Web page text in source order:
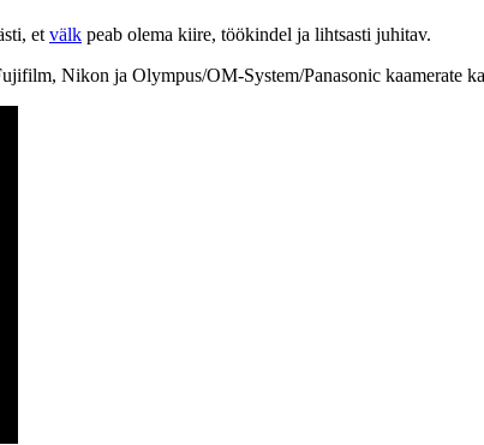
et välk peab olema kiire, töökindel ja lihtsasti juhitav.
Nikon ja Olympus/OM-System/Panasonic kaamerate